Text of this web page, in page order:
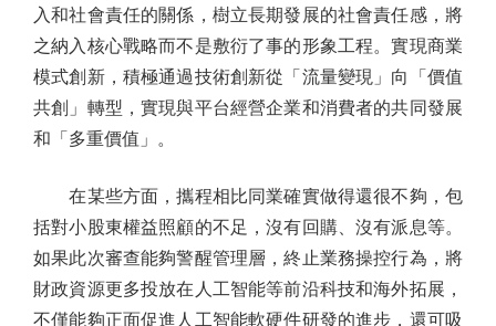
入和社會責任的關係，樹立長期發展的社會責任感，將
之納入核心戰略而不是敷衍了事的形象工程。實現商業
模式創新，積極通過技術創新從「流量變現」向「價值
共創」轉型，實現與平台經營企業和消費者的共同發展
和「多重價值」。
在某些方面，攜程相比同業確實做得還很不夠，包
括對小股東權益照顧的不足，沒有回購、沒有派息等。
如果此次審查能夠警醒管理層，終止業務操控行為，將
財政資源更多投放在人工智能等前沿科技和海外拓展，
不僅能夠正面促進人工智能軟硬件研發的進步，還可吸